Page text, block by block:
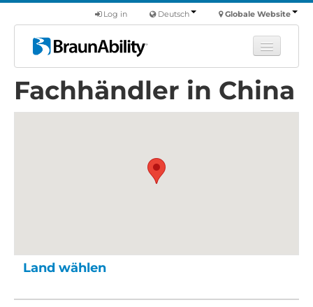
Globale Website
Deutsch
Log in
Fortbildung
Produkte
Fachhändler in China
Land wählen